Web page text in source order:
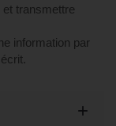
transmettre
information par